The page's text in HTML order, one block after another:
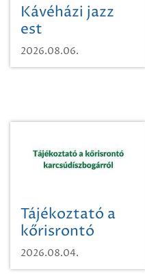
Kávéházi jazz
est
2026.08.06.
Tájékoztató a
kőrisrontó
karcsúdíszbogárról
2026.08.04.